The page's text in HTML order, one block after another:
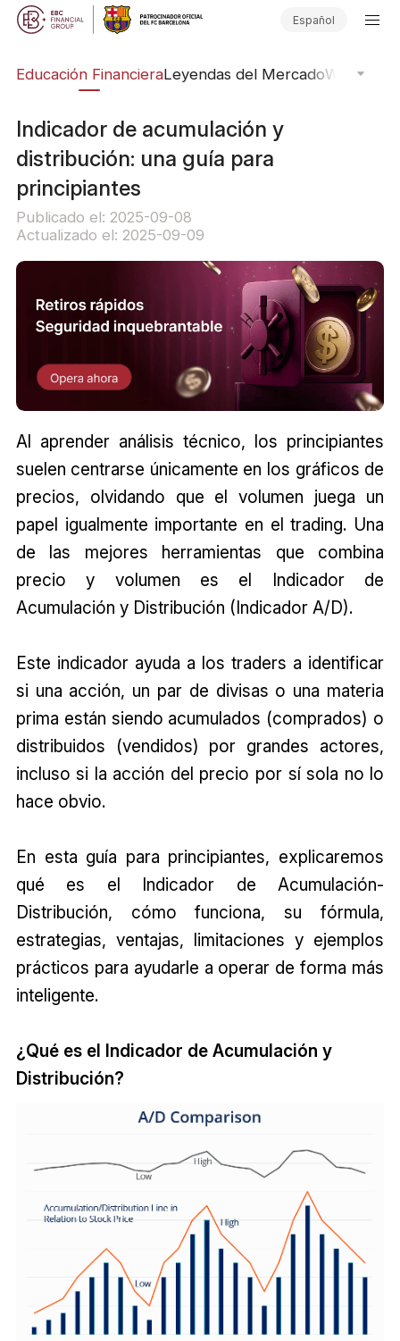
Español
Educación FinancieraLeyendas del MercadoWebinars
Indicador de acumulación y
distribución: una guía para
principiantes
Publicado el: 2025-09-08
Actualizado el: 2025-09-09
Al aprender análisis técnico, los principiantes
suelen centrarse únicamente en los gráficos de
precios, olvidando que el volumen juega un
papel igualmente importante en el trading. Una
de las mejores herramientas que combina
precio y volumen es el Indicador de
Acumulación y Distribución (Indicador A/D).
Este indicador ayuda a los traders a identificar
si una acción, un par de divisas o una materia
prima están siendo acumulados (comprados) o
distribuidos (vendidos) por grandes actores,
incluso si la acción del precio por sí sola no lo
hace obvio.
En esta guía para principiantes, explicaremos
qué es el Indicador de Acumulación-
Distribución, cómo funciona, su fórmula,
estrategias, ventajas, limitaciones y ejemplos
prácticos para ayudarle a operar de forma más
inteligente.
¿Qué es el Indicador de Acumulación y
Distribución?